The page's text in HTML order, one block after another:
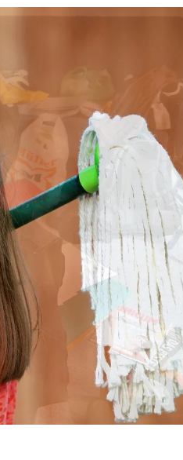
20 listopada 2024
Jak wybrać odpowiedniego
do oceny stanu
budynku?
Znalezienie doświadczonego
specjalisty do oceny
budynku może być
Dowiedz się, jakie elementy
brać pod uwagę przy
eksperta, aby zapewnić sobie
rzetelną i bezpieczną
nieruchomości.